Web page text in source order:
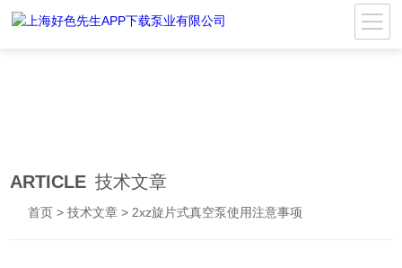
ARTICLE 技术文章
首页 >技术文章 > 2xz旋片式真空泵使用注意事项